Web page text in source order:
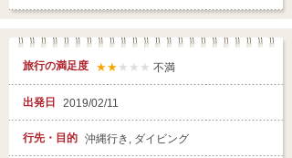
旅行の満足度 ★★ ★★★ 不満
出発日 2019/02/11
行先・目的 沖縄行き, ダイビング